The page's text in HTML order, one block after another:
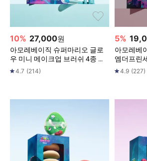
10% 27,000원
아모레베이직 슈퍼마리오 글로
우 미니 메이크업 브러쉬 4종 키
트 4.7 (214)
5%
아모레베
엠더프린
롤 4.9 (227)